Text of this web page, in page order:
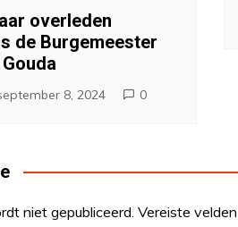
overleden
de Burgemeester
8, 2024 0
niet gepubliceerd. Vereiste